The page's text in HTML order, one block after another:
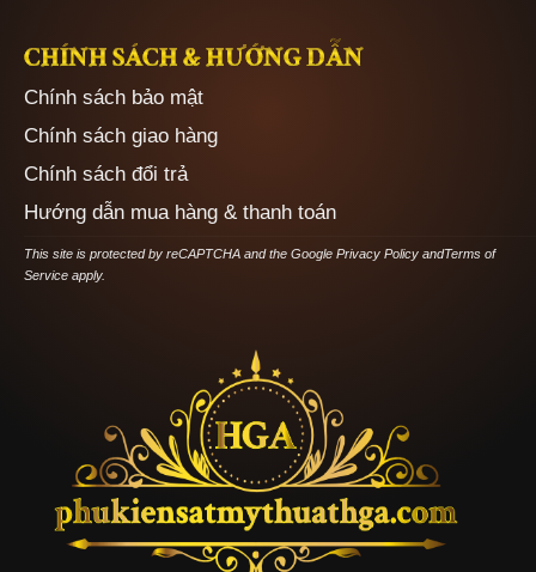
CHÍNH SÁCH & HƯỚNG DẪN
Chính sách bảo mật
Chính sách giao hàng
Chính sách đổi trả
Hướng dẫn mua hàng & thanh toán
This site is protected by reCAPTCHA and the Google Privacy PolicyandTerms of
Serviceapply.